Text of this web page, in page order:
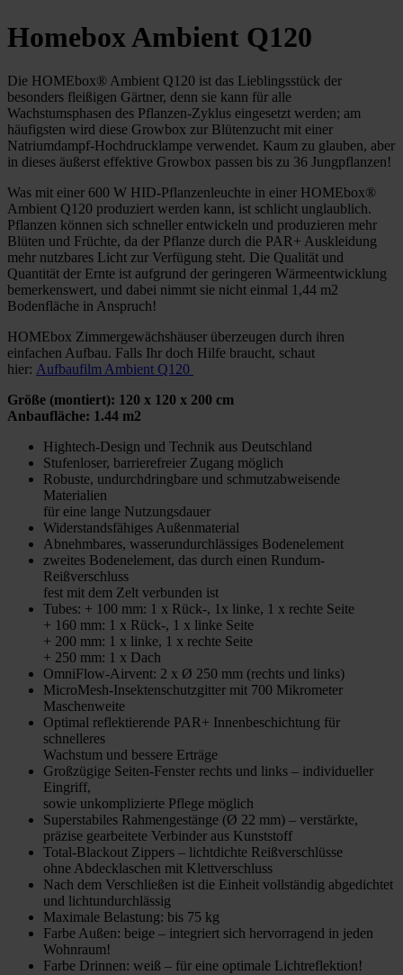
Homebox Ambient Q120
Die HOMEbox® Ambient Q120 ist das Lieblingsstück der
besonders fleißigen Gärtner, denn sie kann für alle
Wachstumsphasen des Pflanzen-Zyklus eingesetzt werden; am
häufigsten wird diese Growbox zur Blütenzucht mit einer
Natriumdampf-Hochdrucklampe verwendet. Kaum zu glauben, aber
in dieses äußerst effektive Growbox passen bis zu 36 Jungpflanzen!
Was mit einer 600 W HID-Pflanzenleuchte in einer HOMEbox®
Ambient Q120 produziert werden kann, ist schlicht unglaublich.
Pflanzen können sich schneller entwickeln und produzieren mehr
Blüten und Früchte, da der Pflanze durch die PAR+ Auskleidung
mehr nutzbares Licht zur Verfügung steht. Die Qualität und
Quantität der Ernte ist aufgrund der geringeren Wärmeentwicklung
bemerkenswert, und dabei nimmt sie nicht einmal 1,44 m2
Bodenfläche in Anspruch!
HOMEbox Zimmergewächshäuser überzeugen durch ihren
einfachen Aufbau. Falls Ihr doch Hilfe braucht, schaut
hier: Aufbaufilm Ambient Q120
Größe (montiert): 120 x 120 x 200 cm
Anbaufläche: 1.44 m2
Hightech-Design und Technik aus Deutschland
Stufenloser, barrierefreier Zugang möglich
Robuste, undurchdringbare und schmutzabweisende
Materialien
für eine lange Nutzungsdauer
Widerstandsfähiges Außenmaterial
Abnehmbares, wasserundurchlässiges Bodenelement
zweites Bodenelement, das durch einen Rundum-
Reißverschluss
fest mit dem Zelt verbunden ist
Tubes: + 100 mm: 1 x Rück-, 1x linke, 1 x rechte Seite
+ 160 mm: 1 x Rück-, 1 x linke Seite
+ 200 mm: 1 x linke, 1 x rechte Seite
+ 250 mm: 1 x Dach
OmniFlow-Airvent: 2 x Ø 250 mm (rechts und links)
MicroMesh-Insektenschutzgitter mit 700 Mikrometer
Maschenweite
Optimal reflektierende PAR+ Innenbeschichtung für
schnelleres
Wachstum und bessere Erträge
Großzügige Seiten-Fenster rechts und links – individueller
Eingriff,
sowie unkomplizierte Pflege möglich
Superstabiles Rahmengestänge (Ø 22 mm) – verstärkte,
präzise gearbeitete Verbinder aus Kunststoff
Total-Blackout Zippers – lichtdichte Reißverschlüsse
ohne Abdecklaschen mit Klettverschluss
Nach dem Verschließen ist die Einheit vollständig abgedichtet
und lichtundurchlässig
Maximale Belastung: bis 75 kg
Farbe Außen: beige – integriert sich hervorragend in jeden
Wohnraum!
Farbe Drinnen: weiß – für eine optimale Lichtreflektion!